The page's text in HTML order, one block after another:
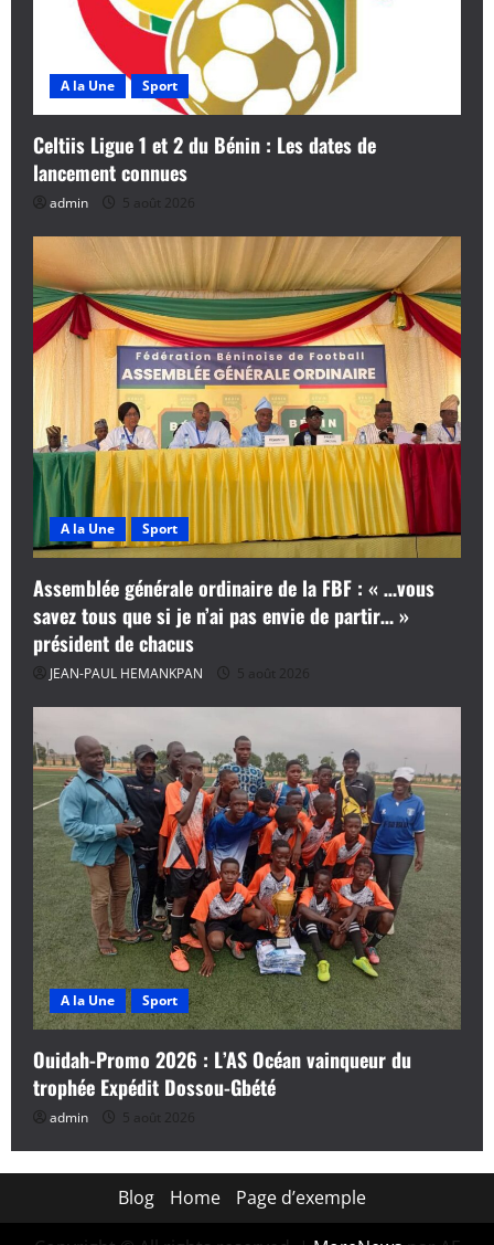
A la Une Sport
Celtiis Ligue 1 et 2 du Bénin : Les dates de
lancement connues
admin 5 août 2026
A la Une Sport
Assemblée générale ordinaire de la FBF : « …vous
savez tous que si je n’ai pas envie de partir… »
président de chacus
JEAN-PAUL HEMANKPAN 5 août 2026
A la Une Sport
Ouidah-Promo 2026 : L’AS Océan vainqueur du
trophée Expédit Dossou-Gbété
admin 5 août 2026
Blog Home Page d’exemple